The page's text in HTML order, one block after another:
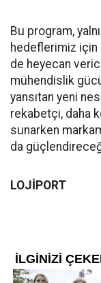
Bu program,
hedeflerimiz için
de heyecan
mühendislik
yansıtan yeni
rekabetçi, daha
sunarken
da
LOJİPORT